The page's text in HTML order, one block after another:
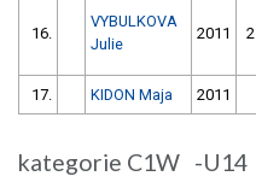
16.
VYBULKOVA
Julie
2011 2
17. KIDON Maja 2011
kategorie C1W -U14